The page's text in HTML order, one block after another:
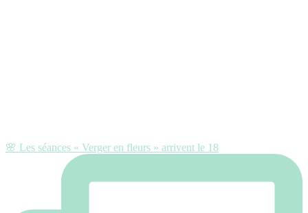
🌸 Les séances « Verger en fleurs » arrivent le 18